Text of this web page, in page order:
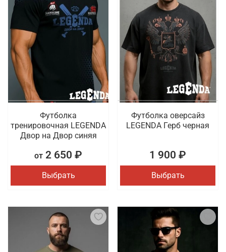
Футболка
тренировочная LEGENDA
Двор на Двор синяя
от 2 650 ₽
Выбрать
Футболка оверсайз
LEGENDA Герб черная
1 900 ₽
Выбрать